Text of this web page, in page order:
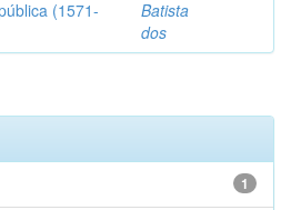
(1571-
Batista
dos
1